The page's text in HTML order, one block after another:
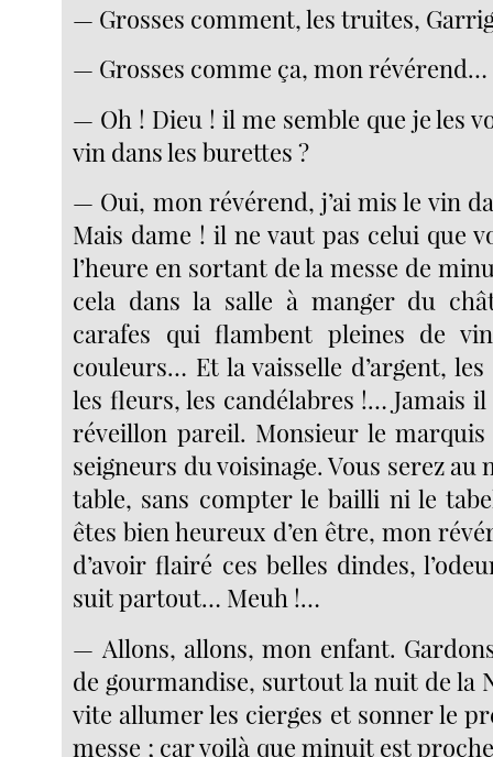
— Grosses comment, les truites,
— Grosses comme ça, mon
— Oh ! Dieu ! il me semble que je les
vin dans les burettes ?
— Oui, mon révérend, j’ai mis le vin
Mais dame ! il ne vaut pas celui que
l’heure en sortant de la messe de
cela dans la salle à manger du
carafes qui flambent pleines de
couleurs… Et la vaisselle d’argent,
les fleurs, les candélabres !… Jamais
réveillon pareil. Monsieur le
seigneurs du voisinage. Vous serez au
table, sans compter le bailli ni le
êtes bien heureux d’en être, mon
d’avoir flairé ces belles dindes,
suit partout… Meuh !…
— Allons, allons, mon enfant.
de gourmandise, surtout la nuit de la
vite allumer les cierges et sonner le
messe ; car voilà que minuit est